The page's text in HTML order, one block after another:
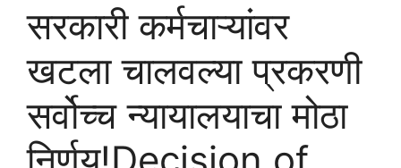
सरकारी कर्मचाऱ्यांवर
खटला चालवल्या प्रकरणी
सर्वोच्च न्यायालयाचा मोठा